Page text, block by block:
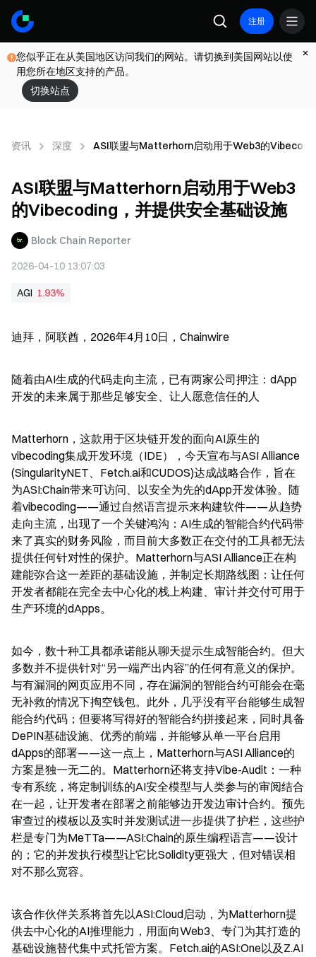
注册
您似乎正在从美国地区访问我们的网站。请切换到美国网站以使
用您所在地区支持的产品。
切换站点
资讯 深度 ASI联盟与Matterhorn启动用于Web3的
ASI联盟与Matterhorn启动用于Web3
的Vibecoding，并提供安全基础设施
Block Chain Reporter
2026-04-10 13:07:03
AGI 1.93%
迪拜，阿联酋，2026年4月10日，Chainwire
随着由AI生成的代码走向主流，已有两家公司押注：dApp
开发的未来属于那些足够安全、让人愿意信任的人
Matterhorn，这款用于区块链开发的面向AI原生的
vibecoding集成开发环境（IDE），今天宣布与ASI Alliance
(SingularityNET、Fetch.ai和CUDOS)达成战略合作，旨在
为ASI:Chain带来可访问、以安全为先的dApp开发体验。随
着vibecoding——通过自然语言提示来构建软件——从趋势
走向主流，出现了一个关键鸿沟：AI生成的智能合约代码带
来了真实的财务风险，而目前大多数正在交付的工具都无法
提供任何针对性的保护。Matterhorn与ASI Alliance正在构
建能弥合这一差距的基础设施，并制定长期路线图：让任何
开发者都能在完全去中心化的栈上构建、审计并交付可用于
生产环境的dApps。
如今，数十种工具都承诺能从聊天提示生成智能合约。但大
多数并不提供针对“另一端产出内容”的任何有意义的保护。
与有漏洞的网页应用不同，存在漏洞的智能合约可能会在毫
无补救的情况下掏空钱包。此外，几乎没有平台能够生成智
能合约代码；但要将写得好的智能合约拼接起来，同时具备
DePIN基础设施、优秀的前端，并能够从单一平台启用
dApps的部署——这一点上，Matterhorn与ASI Alliance的
方案是独一无二的。Matterhorn还将支持Vibe-Audit：一种
专有系统，将定制训练的AI安全模型与人类参与的审阅结合
在一起，让开发者在部署之前能够边开发边审计合约。预先
审查过的模板以及实时并发测试进一步提供了护栏，这些护
栏是专门为MeTTa——ASI:Chain的原生编程语言——设计
的；它的并发执行模型让它比Solidity更强大，但对错误相
对不那么宽容。
该合作伙伴关系将首先以ASI:Cloud启动，为Matterhorn提
供去中心化的AI推理能力，用面向Web3、专门为其打造的
基础设施替代集中式托管方案。Fetch.ai的ASI:One以及Z.AI